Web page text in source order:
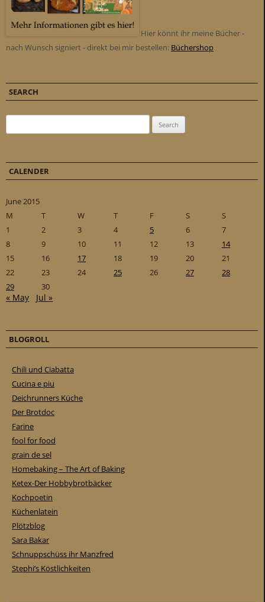
Hier könnt ihr meine Bücher -
nach Wunsch signiert - direkt bei mir bestellen: Büchershop
SEARCH
CALENDER
June 2015
M
T W T F S
S
1
2 3 4 5 6
7
8
9 10 11 12 13
14
15
16 17 18 19 20
21
22
23 24 25 26 27
28
29
30
« May Jul »
BLOGROLL
Chili und Ciabatta
Cucina e piu
Deichrunners Küche
Der Brotdoc
Farine
fool for food
grain de sel
Homebaking – The Art of Baking
Ketex-Der Hobbybrotbäcker
Kochpoetin
Küchenlatein
Plötzblog
Sara Bakar
Schnuppschüss ihr Manzfred
Stephi’s Köstlichkeiten